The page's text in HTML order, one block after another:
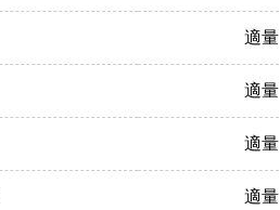
適量
適量
適量
適量